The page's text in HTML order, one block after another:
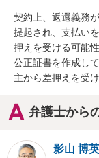
契約上、返還義務
提起され、支払い
押えを受ける可能
公正証書を作成し
主から差押えを受
弁護士から
影山 博英